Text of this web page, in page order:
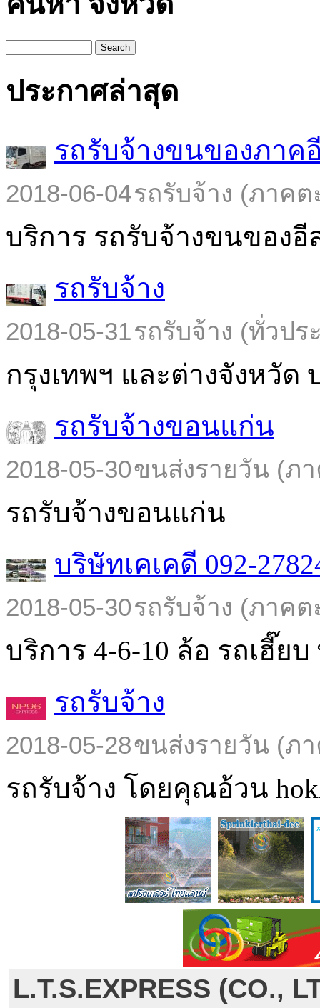
Search
ประกาศล่าสุด
รถรับจ้างขนของภาค
2018-06-04รถรับจ้าง (ภาคต
บริการ รถรับจ้างขนของ
รถรับจ้าง
2018-05-31รถรับจ้าง (ทั่วปร
กรุงเทพฯ และต่างจังหวัด
รถรับจ้างขอนแก่น
2018-05-30ขนส่งรายวัน (ภ
รถรับจ้างขอนแก่น
บริษัทเคเคดี 092-
2018-05-30รถรับจ้าง (ภาคต
บริการ 4-6-10 ล้อ รถเฮี๊ยบ
รถรับจ้าง
2018-05-28ขนส่งรายวัน (ภ
รถรับจ้าง โดยคุณอ้วน
L.T.S.EXPRESS (CO.,